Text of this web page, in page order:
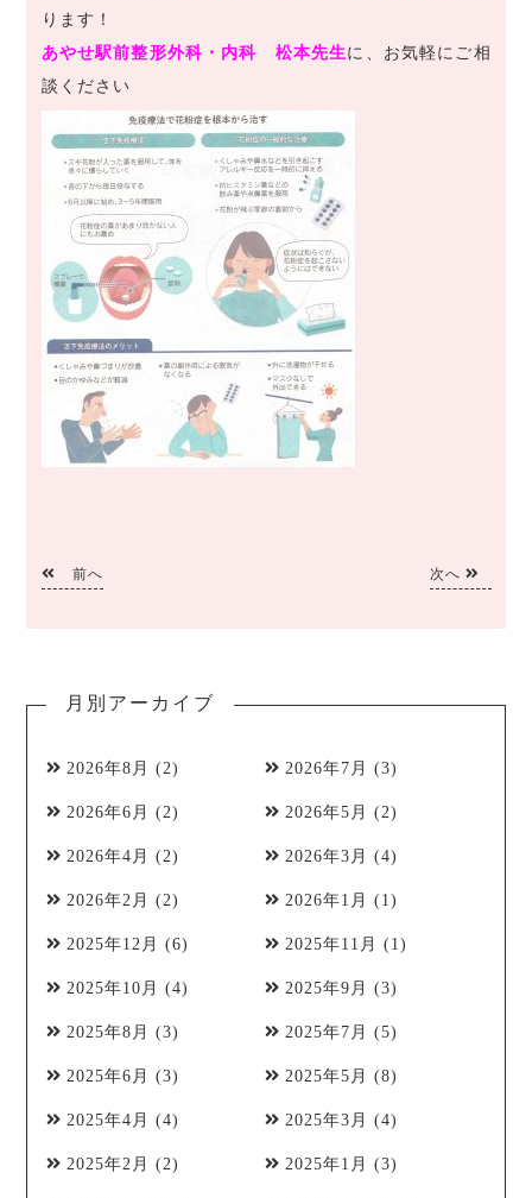
ります！
あやせ駅前整形外科・内科 松本先生に、お気軽にご相
談ください
前へ 次へ
月別アーカイブ
2026年8月 (2) 2026年7月 (3)
2026年6月 (2) 2026年5月 (2)
2026年4月 (2) 2026年3月 (4)
2026年2月 (2) 2026年1月 (1)
2025年12月 (6) 2025年11月 (1)
2025年10月 (4) 2025年9月 (3)
2025年8月 (3) 2025年7月 (5)
2025年6月 (3) 2025年5月 (8)
2025年4月 (4) 2025年3月 (4)
2025年2月 (2) 2025年1月 (3)